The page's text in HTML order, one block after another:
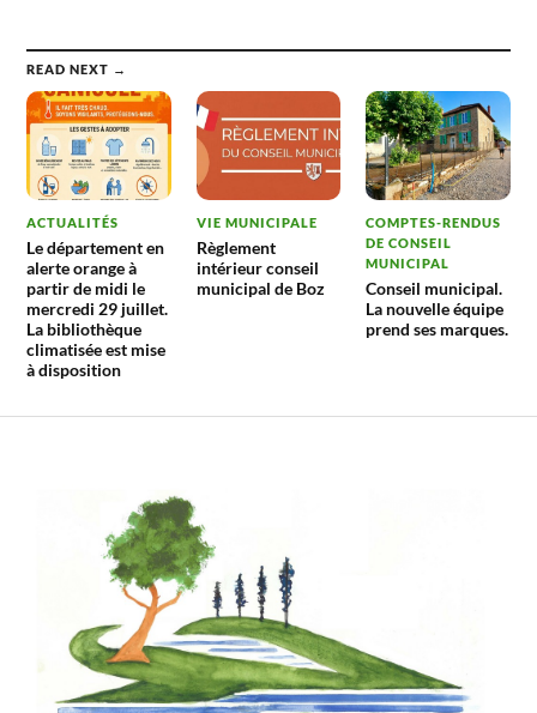
READ NEXT →
ACTUALITÉS
Le département en
alerte orange à
partir de midi le
mercredi 29 juillet.
La bibliothèque
climatisée est mise
à disposition
VIE MUNICIPALE
Règlement
intérieur conseil
municipal de Boz
COMPTES-RENDUS
DE CONSEIL
MUNICIPAL
Conseil municipal.
La nouvelle équipe
prend ses marques.